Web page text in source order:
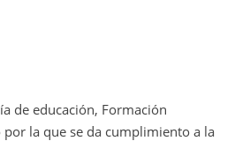
de educación, Formación
por la que se da cumplimiento a la